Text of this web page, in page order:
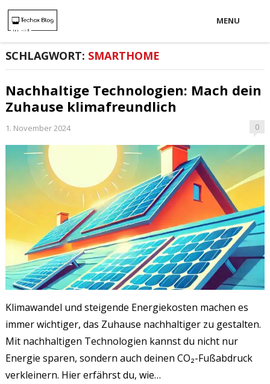
MENU
SCHLAGWORT: SMARTHOME
Nachhaltige Technologien: Mach dein
Zuhause klimafreundlich
1. November 2024 0
Klimawandel und steigende Energiekosten machen es
immer wichtiger, das Zuhause nachhaltiger zu gestalten.
Mit nachhaltigen Technologien kannst du nicht nur
Energie sparen, sondern auch deinen CO₂-Fußabdruck
verkleinern. Hier erfährst du, wie…